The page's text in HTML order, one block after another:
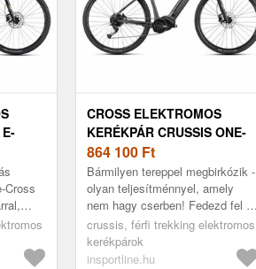
-
Cross
mint
Olyan
CROSS ELEKTROMOS
KERÉKPÁR CRUSSIS ONE-
CROSS 7.10 522WH 28" -
2025
864 100 Ft
Bármilyen tereppel megbirkózik -
olyan teljesítménnyel, amely
nem hagy cserben! Fedezd fel a
világot a Crussis ONE-Cross
7.10 elektromos kerékpárra...
crussis, férfi trekking elektromos
kerékpárok
insportline.hu